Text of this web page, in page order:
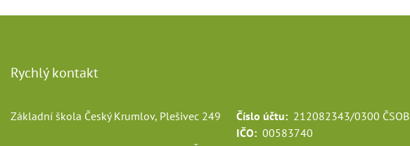
Rychlý kontakt
Základní škola Český Krumlov, Plešivec 249 Číslo účtu: 212082343/0300 ČSOB
IČO: 00583740